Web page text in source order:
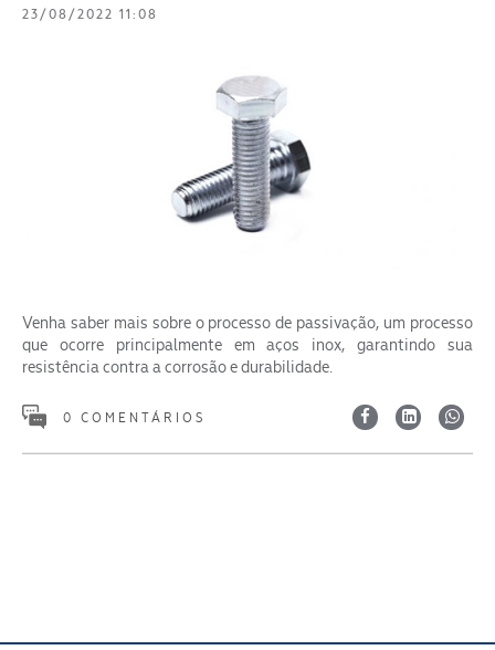
23/08/2022 11:08
Venha saber mais sobre o processo de passivação, um processo
que ocorre principalmente em aços inox, garantindo sua
resistência contra a corrosão e durabilidade.
0 COMENTÁRIOS
Segmento